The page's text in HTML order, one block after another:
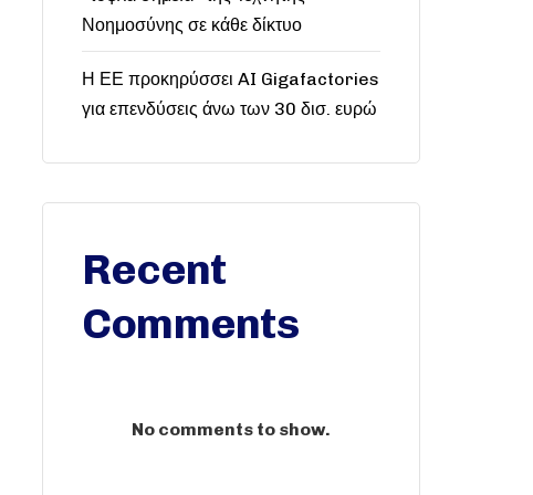
Νοημοσύνης σε κάθε δίκτυο
Η ΕΕ προκηρύσσει AI Gigafactories
για επενδύσεις άνω των 30 δισ. ευρώ
Recent
Comments
No comments to show.